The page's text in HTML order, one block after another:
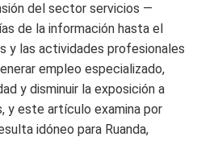
del sector servicios —
de la información hasta el
y las actividades profesionales
empleo especializado,
y disminuir la exposición a
y este artículo examina por
idóneo para Ruanda,